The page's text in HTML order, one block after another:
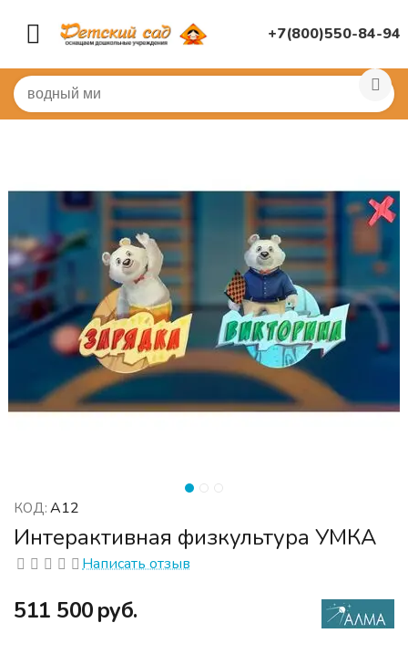
+7(800)550-84-94
Главная / ИНТЕРАКТИВНОЕ ОБОРУДОВАНИЕ
КОД: А12
Интерактивная физкультура УМКА
Написать отзыв
‍511 500‍руб.